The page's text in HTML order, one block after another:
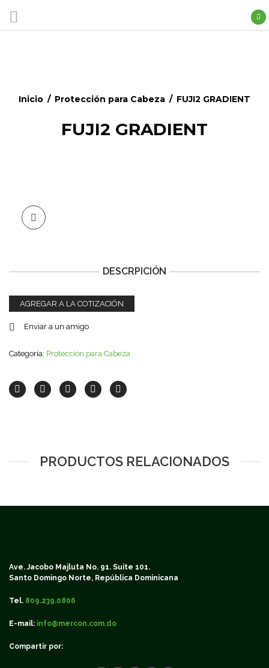
Inicio / Protección para Cabeza / FUJI2 GRADIENT
FUJI2 GRADIENT
DESCRPICIÓN
AGREGAR A LA COTIZACIÓN
Enviar a un amigo
Categoría: Protección para Cabeza
PRODUCTOS RELACIONADOS
Ave. Jacobo Majluta No. 91. Suite 101.
Santo Domingo Norte, República Dominicana
Tel. 809.239.0806
E-mail: info@mercon.com.do
Compartir por: